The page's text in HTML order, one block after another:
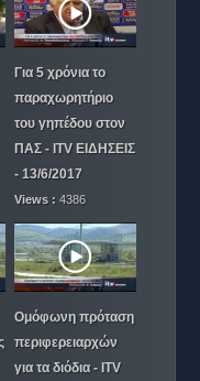
Για 5 χρόνια το
παραχωρητήριο
του γηπέδου στον
ΠΑΣ - ITV ΕΙΔΗΣΕΙΣ
- 13/6/2017
Views : 4386
Ομόφωνη πρόταση
περιφερειαρχών
για τα διόδια - ITV